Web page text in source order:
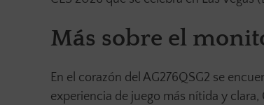
Más sobre el
En el corazón del AG276QSG2 se
experiencia de juego más nítida y